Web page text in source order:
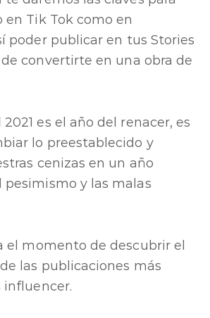
Tik Tok como en
poder publicar en tus Stories
convertirte en una obra de
es el año del renacer, es
lo preestablecido y
cenizas en un año
pesimismo y las malas
el momento de descubrir el
las publicaciones más
influencer.